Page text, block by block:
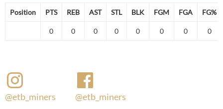
Position PTS REB AST STL BLK FGM FGA FG%
0 0 0 0 0 0 0 0
@etb_miners @etb_miners